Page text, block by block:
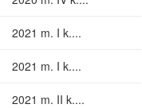
2021 m. I k....
2021 m. I k....
2021 m. II k....